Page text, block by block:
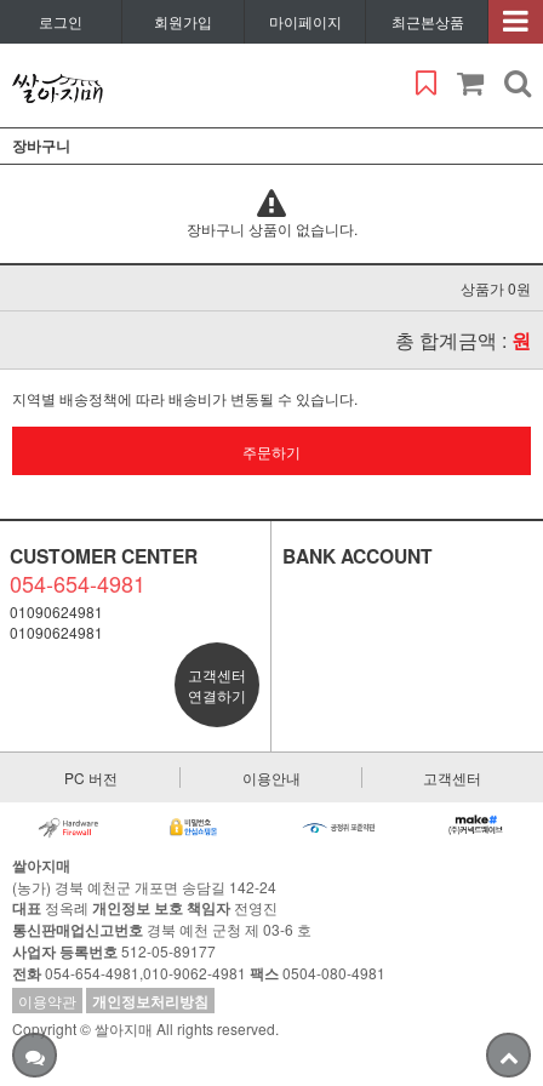
로그인 회원가입 마이페이지 최근본상품
장바구니
장바구니 상품이 없습니다.
상품가 0원
총 합계금액 : 원
지역별 배송정책에 따라 배송비가 변동될 수 있습니다.
주문하기
CUSTOMER CENTER
054-654-4981
01090624981
01090624981
고객센터
연결하기
BANK ACCOUNT
PC 버전 이용안내 고객센터
쌀아지매
(농가) 경북 예천군 개포면 송담길 142-24
대표 정옥례 개인정보 보호 책임자전영진
통신판매업신고번호 경북 예천 군청 제 03-6 호
사업자 등록번호512-05-89177
전화054-654-4981,010-9062-4981 팩스0504-080-4981
이용약관
개인정보처리방침
Copyright © 쌀아지매 All rights reserved.